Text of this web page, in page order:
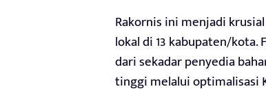
Rakornis ini menjadi
lokal di 13 kabupaten/kota.
dari sekadar penyedia
tinggi melalui optimalisasi